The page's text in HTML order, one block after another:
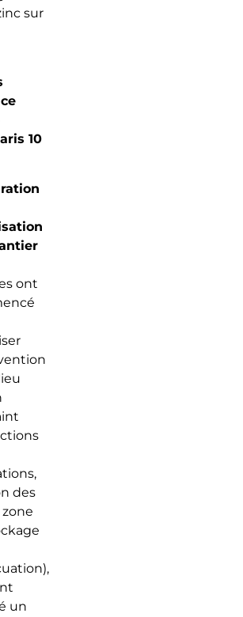
sur
10
ont
des
zone
un